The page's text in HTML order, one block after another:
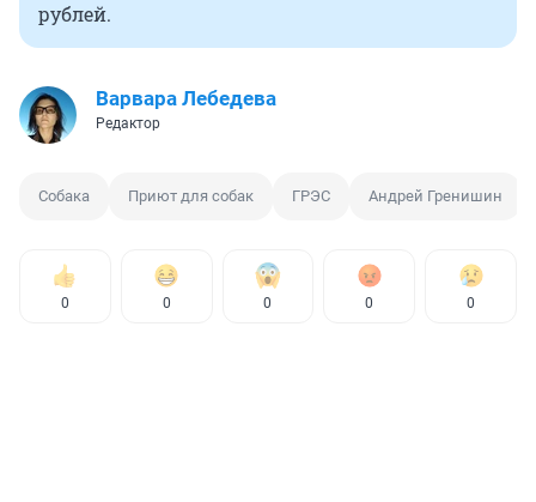
рублей.
Варвара Лебедева
Редактор
Собака Приют для собак ГРЭС Андрей Гренишин
0 0 0 0 0